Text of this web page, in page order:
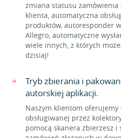
zmiana statusu
klienta, automatyczna
produktów, autoresponder
Allegro, automatyczne
wiele innych, z których
dzisiaj!
Tryb zbierania i
autorskiej aplikacji.
Naszym klientom
obsługiwanej przez
pomocą skanera zbierzesz